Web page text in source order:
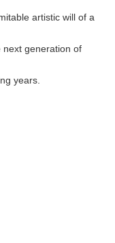
artistic will of a
next generation of
years.